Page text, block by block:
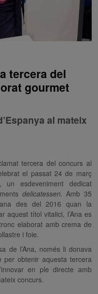
tercera del
gourmet
al mateix
tercera del concurs al
el passat 24 de març
esdeveniment dedicat
delicatessen.Amb 35
des del 2016 quan la
aquest títol vitalici, l’Ana es
elaborat amb crema de
i foie.
de l’Ana, només li donava
obtenir aquesta tercera
en ple directe amb
concurs.